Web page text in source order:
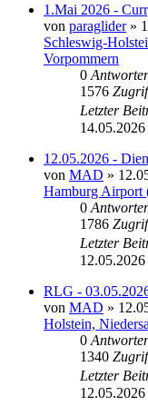
1.Mai 2026 -
von paraglider»
Schleswig-
Vorpommern
0
1576
Letzter
12.05.2026 -
von MAD »
Hamburg
0
1786
Letzter
RLG -
von MAD »
Holstein,
0
1340
Letzter